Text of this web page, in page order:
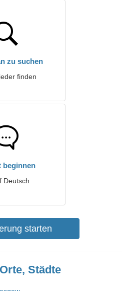
zu suchen
finden
beginnen
Deutsch
starten
Städte